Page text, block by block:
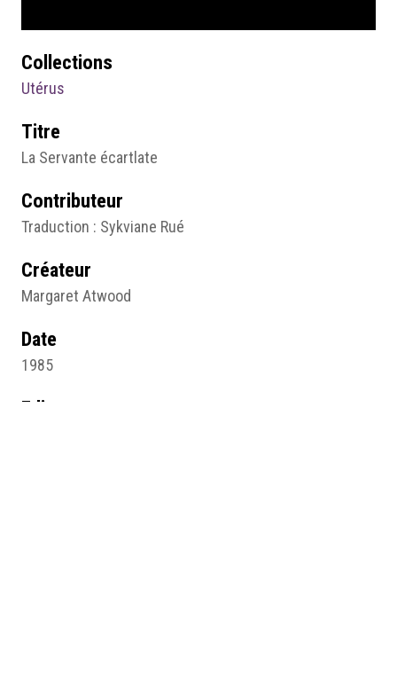
Collections
Utérus
Titre
La Servante écartlate
Contributeur
Traduction : Sykviane Rué
Créateur
Margaret Atwood
Date
1985
Editeur